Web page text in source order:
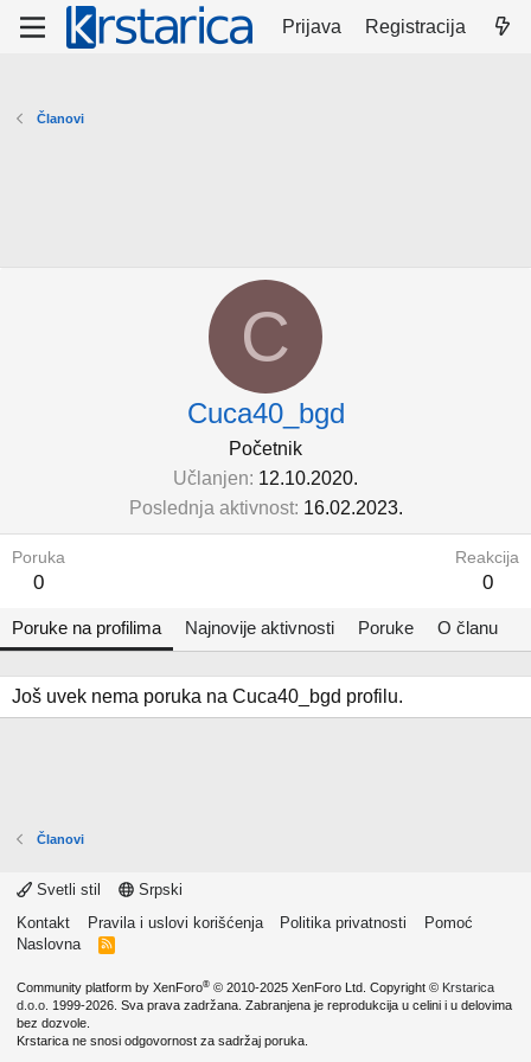
Prijava Registracija
Članovi
C
Cuca40_bgd
Početnik
Učlanjen 12.10.2020.
Poslednja aktivnost 16.02.2023.
Poruka
0
Reakcija
0
Poruke na profilima Najnovije aktivnosti Poruke O članu
Još uvek nema poruka na Cuca40_bgd profilu.
Članovi
Svetli stil
Srpski
Kontakt
Pravila i uslovi korišćenja Politika privatnosti
Pomoć
Naslovna
R
Community platform by XenForo® © 2010-2025 XenForo Ltd. Copyright © Krstarica
d.o.o. 1999-2026. Sva prava zadržana. Zabranjena je reprodukcija u celini i u delovima
bez dozvole.
Krstarica ne snosi odgovornost za sadržaj poruka.